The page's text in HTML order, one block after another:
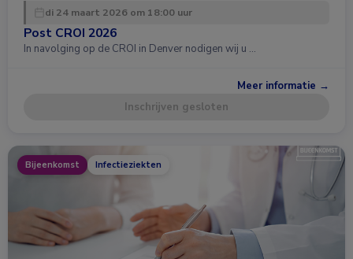
di 24 maart 2026 om 18:00 uur
Post CROI 2026
In navolging op de CROI in Denver nodigen wij u …
Meer informatie →
Inschrijven gesloten
Bijeenkomst Infectieziekten